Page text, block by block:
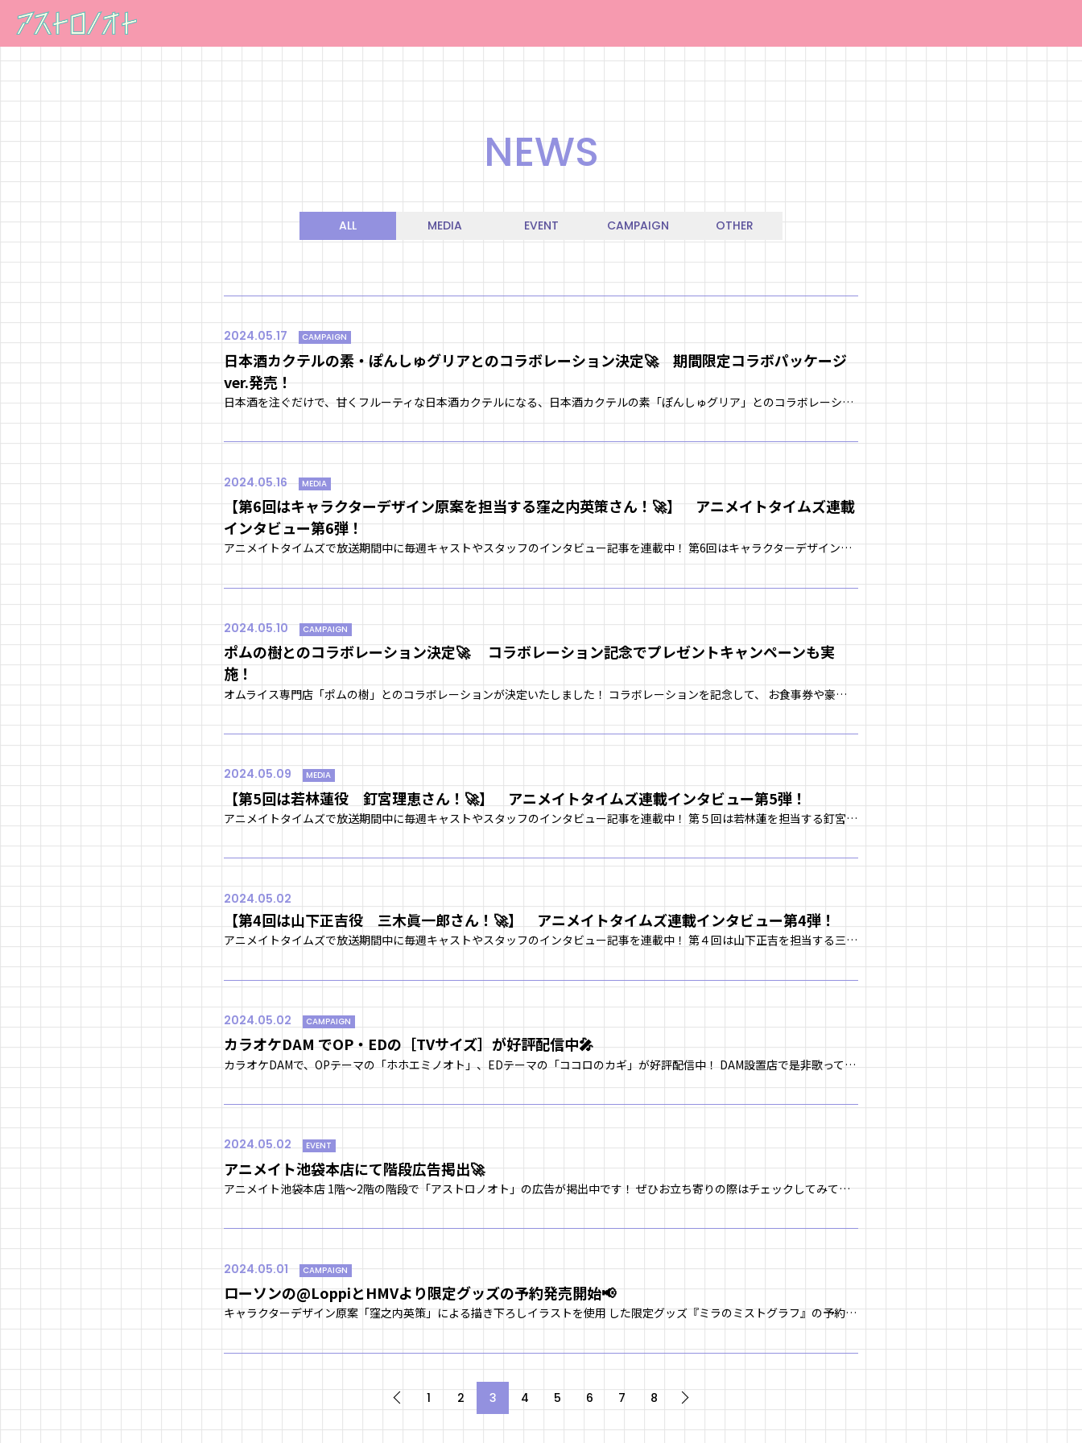
NEWS
ALL MEDIA EVENT CAMPAIGN OTHER
2024.05.17 CAMPAIGN
日本酒カクテルの素・ぽんしゅグリアとのコラボレーション決定🚀 期間限定コラボパッケージ
ver.発売！
日本酒を注ぐだけで、甘くフルーティな日本酒カクテルになる、日本酒カクテルの素「ぽんしゅグリア」とのコラボレーションが決定！ お好きな日本酒だけでなく、ソーダや紅茶を注いでノンアルコールでも楽しめる商品となっております。 […]
2024.05.16 MEDIA
【第6回はキャラクターデザイン原案を担当する窪之内英策さん！🚀】 アニメイトタイムズ連載
インタビュー第6弾！
アニメイトタイムズで放送期間中に毎週キャストやスタッフのインタビュー記事を連載中！ 第6回はキャラクターデザイン原案を担当する窪之内英策さんが登場！ 是非下記URLからチェックしてくださいね！ https://www.a […]
2024.05.10 CAMPAIGN
ポムの樹とのコラボレーション決定🚀 コラボレーション記念でプレゼントキャンペーンも実
施！
オムライス専門店「ポムの樹」とのコラボレーションが決定いたしました！ コラボレーションを記念して、 お食事券や豪徳寺ミラ役の内田真礼さんと、宮坂拓己役の斉藤壮馬さんの直筆サイン入りポスターが当たるキャンペーンを実施！ 詳 […]
2024.05.09 MEDIA
【第5回は若林蓮役 釘宮理恵さん！🚀】 アニメイトタイムズ連載インタビュー第5弾！
アニメイトタイムズで放送期間中に毎週キャストやスタッフのインタビュー記事を連載中！ 第５回は若林蓮を担当する釘宮理恵さんが登場！ 是非下記URLからチェックしてくださいね！ https://www.animatetime […]
2024.05.02
【第4回は山下正吉役 三木眞一郎さん！🚀】 アニメイトタイムズ連載インタビュー第4弾！
アニメイトタイムズで放送期間中に毎週キャストやスタッフのインタビュー記事を連載中！ 第４回は山下正吉を担当する三木眞一郎さんが登場！ 是非下記URLからチェックしてくださいね！ https://www.animateti […]
2024.05.02 CAMPAIGN
カラオケDAM でOP・EDの［TVサイズ］が好評配信中🎤
カラオケDAMで、OPテーマの「ホホエミノオト」、EDテーマの「ココロのカギ」が好評配信中！ DAM設置店で是非歌ってみてくださいね。 また、全国のビッグエコーDAM設置店にてポスターやPVも見ることができるので、是非チ […]
2024.05.02 EVENT
アニメイト池袋本店にて階段広告掲出🚀
アニメイト池袋本店 1階～2階の階段で「アストロノオト」の広告が掲出中です！ ぜひお立ち寄りの際はチェックしてみてください！ 🔽掲出期間 2024年4/28(日)～2024年5/18(土) 🔽場所 アニメイト池袋本店 1 […]
2024.05.01 CAMPAIGN
ローソンの@LoppiとHMVより限定グッズの予約発売開始📢
キャラクターデザイン原案「窪之内英策」による描き下ろしイラストを使用 した限定グッズ『ミラのミストグラフ』の予約発売を開始いたしました！ 販売商品:『ミラのミストグラフ』 予約販売期間:5月1日(水) 10:00~6月3 […]
1 2 3 4 5 6 7 8